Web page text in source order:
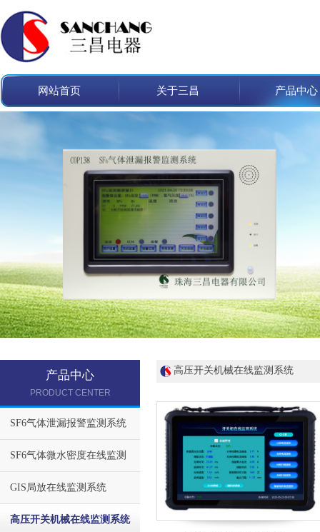
网站首页 关于三昌 产品中心
产品中心
PRODUCT CENTER
SF6气体泄漏报警监测系统
SF6气体微水密度在线监测
GIS局放在线监测系统
高压开关机械在线监测系统
高压开关机械在线监测系统